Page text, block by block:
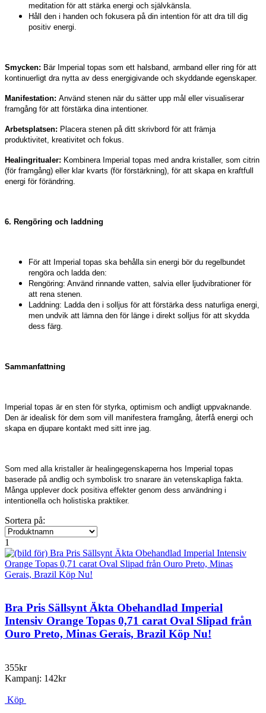
meditation för att stärka energi och självkänsla.
Håll den i handen och fokusera på din intention för att dra till dig
positiv energi.
Smycken: Bär Imperial topas som ett halsband, armband eller ring för att
kontinuerligt dra nytta av dess energigivande och skyddande egenskaper.
Manifestation: Använd stenen när du sätter upp mål eller visualiserar
framgång för att förstärka dina intentioner.
Arbetsplatsen: Placera stenen på ditt skrivbord för att främja
produktivitet, kreativitet och fokus.
Healingritualer: Kombinera Imperial topas med andra kristaller, som citrin
(för framgång) eller klar kvarts (för förstärkning), för att skapa en kraftfull
energi för förändring.
6. Rengöring och laddning
För att Imperial topas ska behålla sin energi bör du regelbundet
rengöra och ladda den:
Rengöring: Använd rinnande vatten, salvia eller ljudvibrationer för
att rena stenen.
Laddning: Ladda den i solljus för att förstärka dess naturliga energi,
men undvik att lämna den för länge i direkt solljus för att skydda
dess färg.
Sammanfattning
Imperial topas är en sten för styrka, optimism och andligt uppvaknande.
Den är idealisk för dem som vill manifestera framgång, återfå energi och
skapa en djupare kontakt med sitt inre jag.
Som med alla kristaller är healingegenskaperna hos Imperial topas
baserade på andlig och symbolisk tro snarare än vetenskapliga fakta.
Många upplever dock positiva effekter genom dess användning i
intentionella och holistiska praktiker.
Sortera på:
1
Bra Pris Sällsynt Äkta Obehandlad Imperial
Intensiv Orange Topas 0,71 carat Oval Slipad från
Ouro Preto, Minas Gerais, Brazil Köp Nu!
355kr
Kampanj: 142kr
Köp